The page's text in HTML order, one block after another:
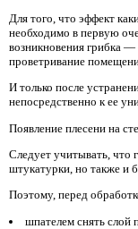
Для того, что эффект
необходимо в первую
возникновения грибка
проветривание
И только после
непосредственно к ее
Появление плесени на
Следует учитывать, что
штукатурки, но также и
Поэтому, перед
шпателем снять слой